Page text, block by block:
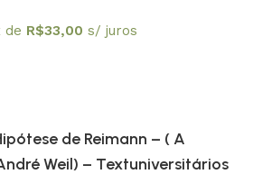
de R$33,00 s/ juros
de Reimann – ( A
Weil) – Textuniversitários